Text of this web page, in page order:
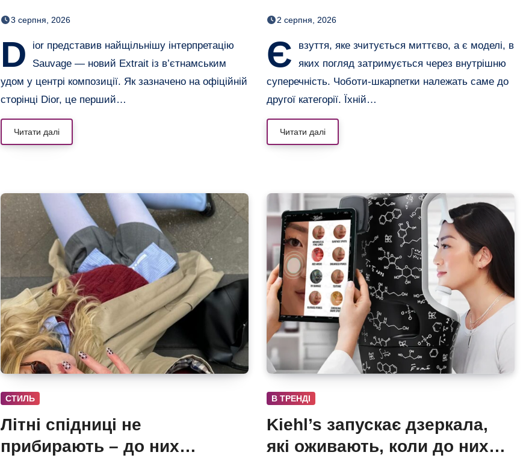
дозріває 42 дні
3 серпня, 2026
D
ior представив найщільнішу інтерпретацію
Sauvage — новий Extrait із в’єтнамським
удом у центрі композиції. Як зазначено на офіційній
сторінці Dior, це перший…
Читати далі
хочеться роздивлятися
2 серпня, 2026
Є
взуття, яке зчитується миттєво, а є моделі, в
яких погляд затримується через внутрішню
суперечність. Чоботи-шкарпетки належать саме до
другої категорії. Їхній…
Читати далі
СТИЛЬ
Літні спідниці не
прибирають – до них
В ТРЕНДІ
Kiehl’s запускає дзеркала,
які оживають, коли до них